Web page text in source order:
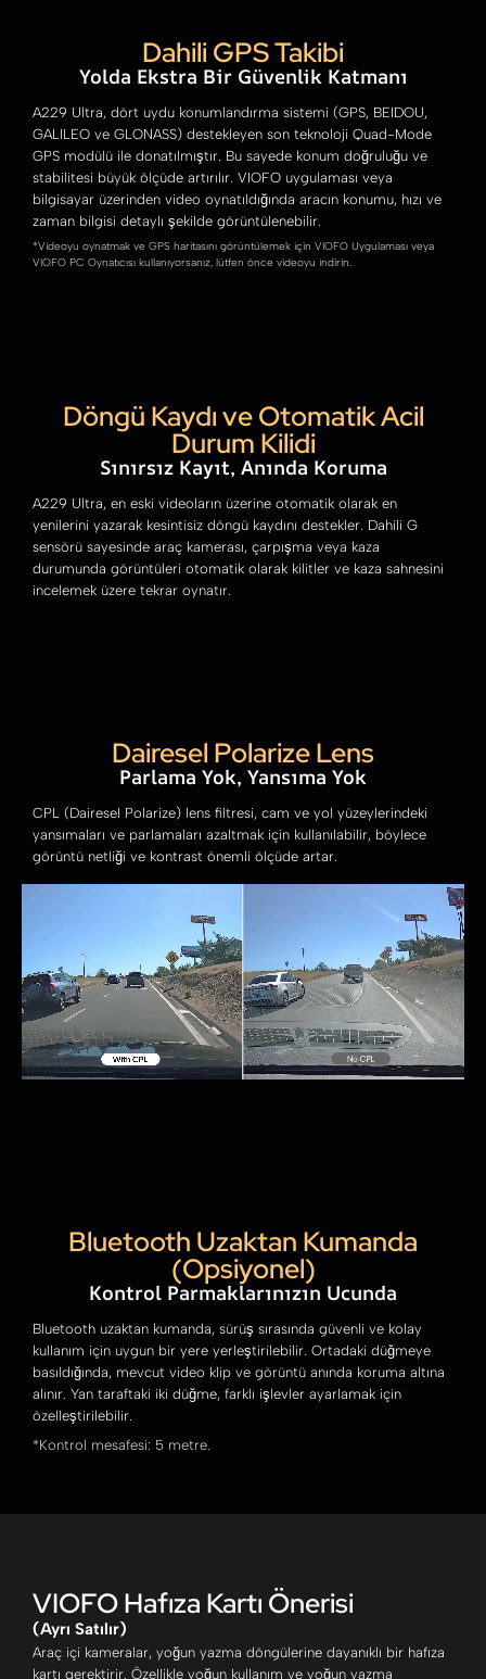
Dahili GPS Takibi
Yolda Ekstra Bir Güvenlik Katmanı
A229 Ultra, dört uydu konumlandırma sistemi (GPS, BEIDOU,
GALILEO ve GLONASS) destekleyen son teknoloji Quad-Mode
GPS modülü ile donatılmıştır. Bu sayede konum doğruluğu ve
stabilitesi büyük ölçüde artırılır. VIOFO uygulaması veya
bilgisayar üzerinden video oynatıldığında aracın konumu, hızı ve
zaman bilgisi detaylı şekilde görüntülenebilir.
*Videoyu oynatmak ve GPS haritasını görüntülemek için VIOFO Uygulaması veya
VIOFO PC Oynatıcısı kullanıyorsanız, lütfen önce videoyu indirin.
Döngü Kaydı ve Otomatik Acil
Durum Kilidi
Sınırsız Kayıt, Anında Koruma
A229 Ultra, en eski videoların üzerine otomatik olarak en
yenilerini yazarak kesintisiz döngü kaydını destekler. Dahili G
sensörü sayesinde araç kamerası, çarpışma veya kaza
durumunda görüntüleri otomatik olarak kilitler ve kaza sahnesini
incelemek üzere tekrar oynatır.
Dairesel Polarize Lens
Parlama Yok, Yansıma Yok
CPL (Dairesel Polarize) lens filtresi, cam ve yol yüzeylerindeki
yansımaları ve parlamaları azaltmak için kullanılabilir, böylece
görüntü netliği ve kontrast önemli ölçüde artar.
Bluetooth Uzaktan Kumanda
(Opsiyonel)
Kontrol Parmaklarınızın Ucunda
Bluetooth uzaktan kumanda, sürüş sırasında güvenli ve kolay
kullanım için uygun bir yere yerleştirilebilir. Ortadaki düğmeye
basıldığında, mevcut video klip ve görüntü anında koruma altına
alınır. Yan taraftaki iki düğme, farklı işlevler ayarlamak için
özelleştirilebilir.
*Kontrol mesafesi: 5 metre.
VIOFO Hafıza Kartı Önerisi
(Ayrı Satılır)
Araç içi kameralar, yoğun yazma döngülerine dayanıklı bir hafıza
kartı gerektirir. Özellikle yoğun kullanım ve yoğun yazma